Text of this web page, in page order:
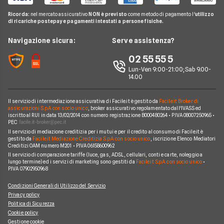
Mappa del sito
Facile.it Club
Lavora in Facile.it
Notizie Assicurazioni
Migliori Prestiti
Notizie Finanziamenti
Notizie Trading
Notizie Luce e gas
Offerte Internet Mobile
Offerte Telefonia Mobile Partita Iva
Notizie Telefonia Mobile
Notizie TV a pagamento
Noleggio Lungo Termine Auto Usate
Noleggio Lungo Termine Auto Elettriche
Notizie noleggio
Ricorda: nel mercato assicurativoNON è previsto come metodo di pagamento l'utilizzo
di ricariche postepay e pagamenti intestati a persone fisiche.
Navigazione sicura: Serve assistenza?
02 55 55 5
Lun-Ven 9:00-21:00; Sab 9.00-
14.00
Il servizio di intermediazione assicurativa di Facile.it è gestito da Facile.it Broker di
assicurazioni S.p.A. con socio unico, broker assicurativo regolamentato dall'IVASS ed
iscritto al RUI in data 13/02/2014 con numero registrazione B000480264 • P.IVA 08007250965 •
PEC
Il servizio di mediazione creditizia per i mutui e per il credito al consumo di Facile.it è
gestito da Facile.it Mediazione Creditizia S.p.A. con socio unico , iscrizione Elenco Mediatori
Creditizi OAM numero M201 • P.IVA 06158600962
Il servizio di comparazione tariffe (luce, gas, ADSL, cellulari, conti e carte, noleggio a
lungo termine) ed i servizi di marketing sono gestiti da Facile.it S.p.A. con socio unico•
P.IVA 07902950968
Condizioni Generali di Utilizzo del Servizio
Privacy policy
Politica di Sicurezza
Cookie policy
Gestione cookie